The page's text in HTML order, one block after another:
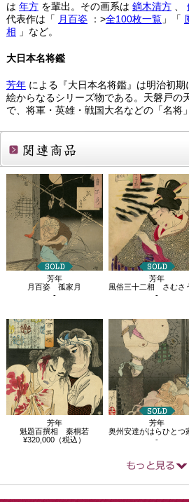
は 年方を輩出。その画系は 鏑木清方、
代表作は「 月百姿：>全100枚一覧」「
相 」など。
大日本名将鑑
芳年による『大日本名将鑑』は明治初期
絵からなるシリーズ物である。天磐戸の
で、将軍・英雄・戦国大名などの「名将
関連商品
芳年
月百姿 孤家月
-
芳年
風俗三十二相 さむさう 天保年間 深
-
芳年
魁題百撰相 秦桐若
¥320,000（税込）
芳年
奥州安達がはらひとつ家の
-